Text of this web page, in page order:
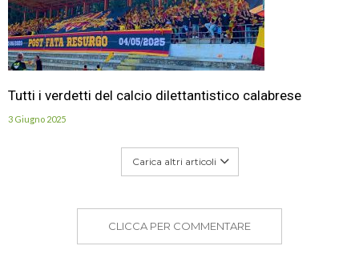
Tutti i verdetti del calcio dilettantistico calabrese
3 Giugno 2025
Carica altri articoli
CLICCA PER COMMENTARE